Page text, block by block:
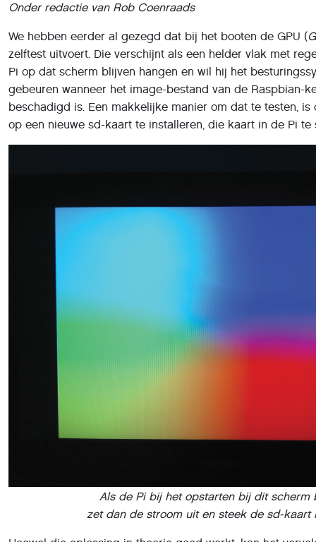
Onder redactie van Rob Coenraads
We hebben eerder al gezegd dat bij het booten de GPU (
zelftest uitvoert. Die verschijnt als een helder vlak met
Pi op dat scherm blijven hangen en wil hij het
gebeuren wanneer het image-bestand van de Raspbian-
beschadigd is. Een makkelijke manier om dat te testen,
op een nieuwe sd-kaart te installeren, die kaart in de Pi te
Als de Pi bij het opstarten bij dit scherm
zet dan de stroom uit en steek de sd-kaart